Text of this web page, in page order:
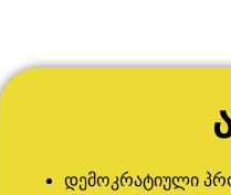
დემოკრატიული